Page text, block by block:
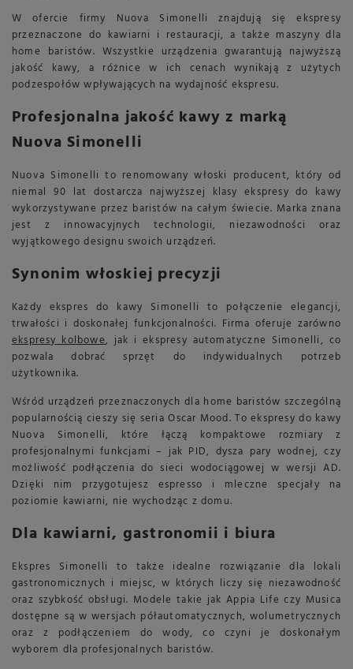
W ofercie firmy Nuova Simonelli znajdują się ekspresy
przeznaczone do kawiarni i restauracji, a także maszyny dla
home baristów. Wszystkie urządzenia gwarantują najwyższą
jakość kawy, a różnice w ich cenach wynikają z użytych
podzespołów wpływających na wydajność ekspresu.
Profesjonalna jakość kawy z marką
Nuova Simonelli
Nuova Simonelli to renomowany włoski producent, który od
niemal 90 lat dostarcza najwyższej klasy ekspresy do kawy
wykorzystywane przez baristów na całym świecie. Marka znana
jest z innowacyjnych technologii, niezawodności oraz
wyjątkowego designu swoich urządzeń.
Synonim włoskiej precyzji
Każdy ekspres do kawy Simonelli to połączenie elegancji,
trwałości i doskonałej funkcjonalności. Firma oferuje zarówno
ekspresy kolbowe, jak i ekspresy automatyczne Simonelli, co
pozwala dobrać sprzęt do indywidualnych potrzeb
użytkownika.
Wśród urządzeń przeznaczonych dla home baristów szczególną
popularnością cieszy się seria Oscar Mood. To ekspresy do kawy
Nuova Simonelli, które łączą kompaktowe rozmiary z
profesjonalnymi funkcjami – jak PID, dysza pary wodnej, czy
możliwość podłączenia do sieci wodociągowej w wersji AD.
Dzięki nim przygotujesz espresso i mleczne specjały na
poziomie kawiarni, nie wychodząc z domu.
Dla kawiarni, gastronomii i biura
Ekspres Simonelli to także idealne rozwiązanie dla lokali
gastronomicznych i miejsc, w których liczy się niezawodność
oraz szybkość obsługi. Modele takie jak Appia Life czy Musica
dostępne są w wersjach półautomatycznych, wolumetrycznych
oraz z podłączeniem do wody, co czyni je doskonałym
wyborem dla profesjonalnych baristów.